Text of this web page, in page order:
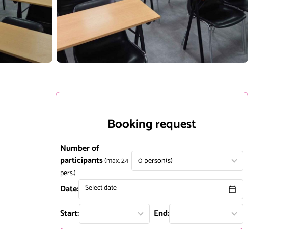
Booking request
Number of
participants(max.24
pers.)
0 person(s)
Date: Select date
Start:
End: